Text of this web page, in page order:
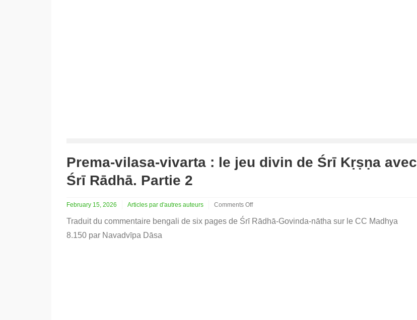
Prema-vilasa-vivarta : le jeu divin de Śrī Kṛṣṇa avec
Śrī Rādhā. Partie 2
February 15, 2026 Articles par d'autres auteurs
Comments Off
Prema-
Traduit du commentaire bengali de six pages de Śrī Rādhā-Govinda-nātha sur le CC Madhya
8.150 par Navadvīpa Dāsa